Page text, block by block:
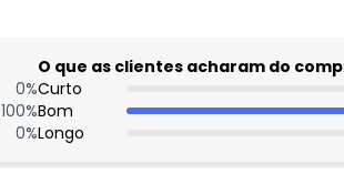
0%
100%
0%
O que as clientes acharam do
Curto
Bom
Longo